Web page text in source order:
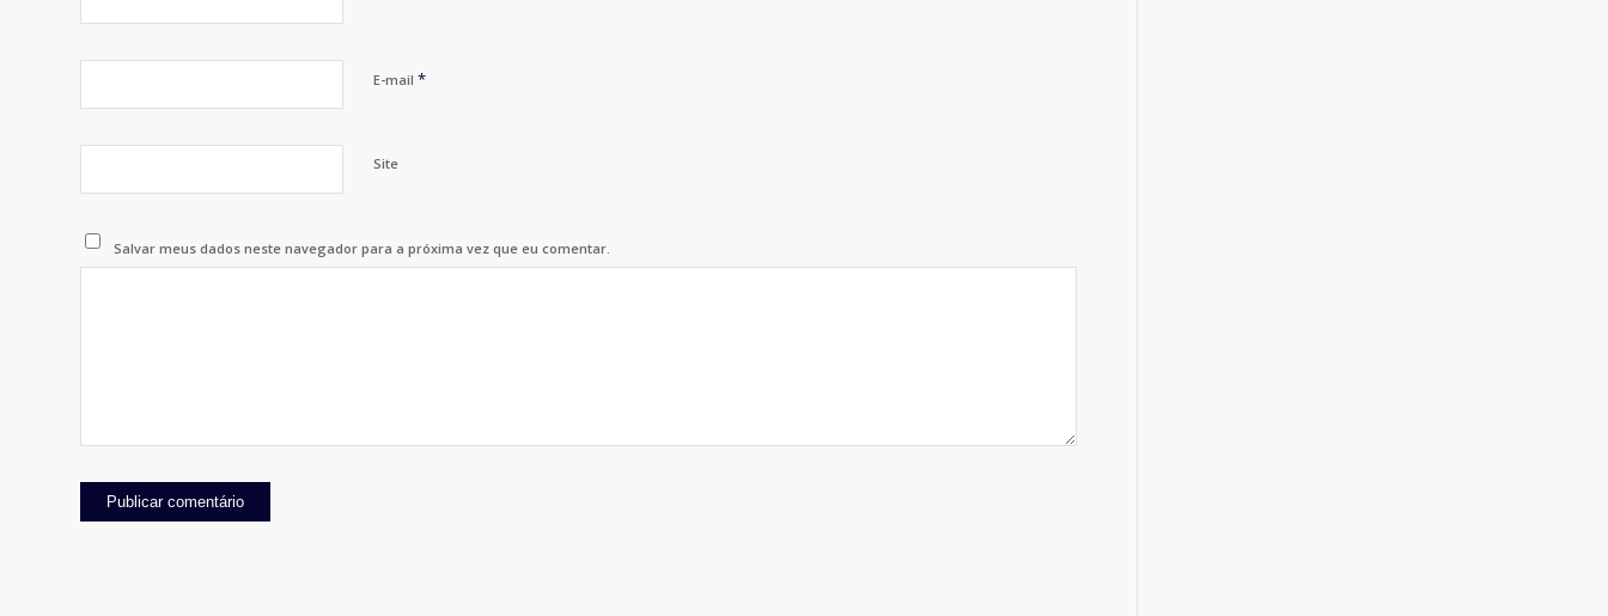
E-mail *
Site
Salvar meus dados neste navegador para a próxima vez que eu comentar.